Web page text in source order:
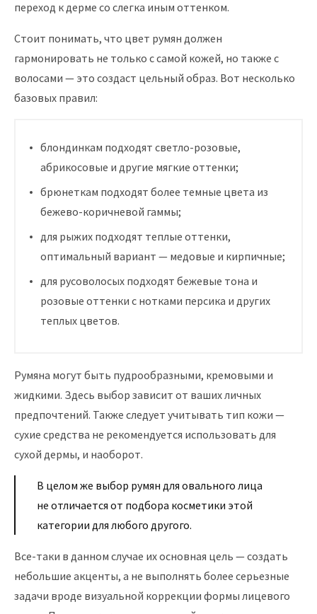
переход к дерме со слегка иным оттенком.
Стоит понимать, что цвет румян должен
гармонировать не только с самой кожей, но также с
волосами — это создаст цельный образ. Вот несколько
базовых правил:
блондинкам подходят светло-розовые,
абрикосовые и другие мягкие оттенки;
брюнеткам подходят более темные цвета из
бежево-коричневой гаммы;
для рыжих подходят теплые оттенки,
оптимальный вариант — медовые и кирпичные;
для русоволосых подходят бежевые тона и
розовые оттенки с нотками персика и других
теплых цветов.
Румяна могут быть пудрообразными, кремовыми и
жидкими. Здесь выбор зависит от ваших личных
предпочтений. Также следует учитывать тип кожи —
сухие средства не рекомендуется использовать для
сухой дермы, и наоборот.
В целом же выбор румян для овального лица
не отличается от подбора косметики этой
категории для любого другого.
Все-таки в данном случае их основная цель — создать
небольшие акценты, а не выполнять более серьезные
задачи вроде визуальной коррекции формы лицевого